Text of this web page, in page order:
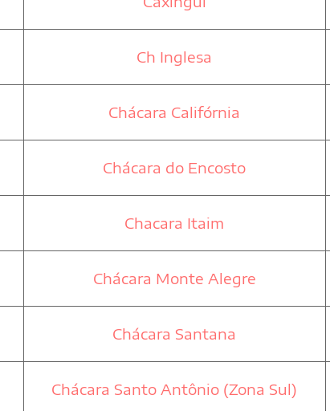
Ch Inglesa
Chácara Califórnia
Chácara do Encosto
Chacara Itaim
Chácara Monte Alegre
Chácara Santana
Chácara Santo Antônio (Zona Sul)